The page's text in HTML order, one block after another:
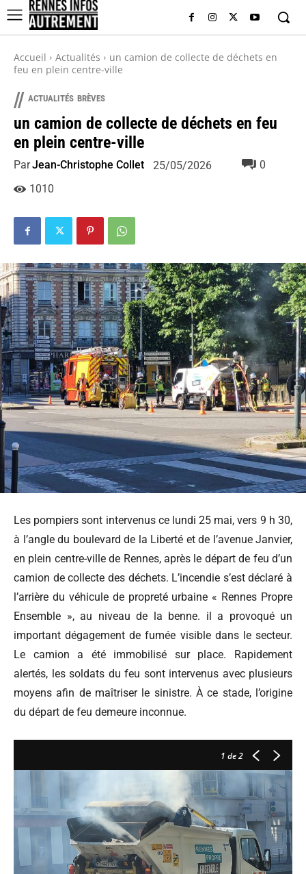
Accueil Actualités
un camion de collecte de déchets en
feu en plein centre-ville
// ACTUALITÉS BRÈVES
un camion de collecte de déchets en feu
en plein centre-ville
ParJean-Christophe Collet 25/05/2026
0
1010
Les pompiers sont intervenus ce lundi 25 mai, vers 9 h 30,
à l’angle du boulevard de la Liberté et de l’avenue Janvier,
en plein centre-ville de Rennes, après le départ de feu d’un
camion de collecte des déchets. L’incendie s’est déclaré à
l’arrière du véhicule de propreté urbaine « Rennes Propre
Ensemble », au niveau de la benne. il a provoqué un
important dégagement de fumée visible dans le secteur.
Le camion a été immobilisé sur place. Rapidement
alertés, les soldats du feu sont intervenus avec plusieurs
moyens afin de maîtriser le sinistre. À ce stade, l’origine
du départ de feu demeure inconnue.
1 de 2